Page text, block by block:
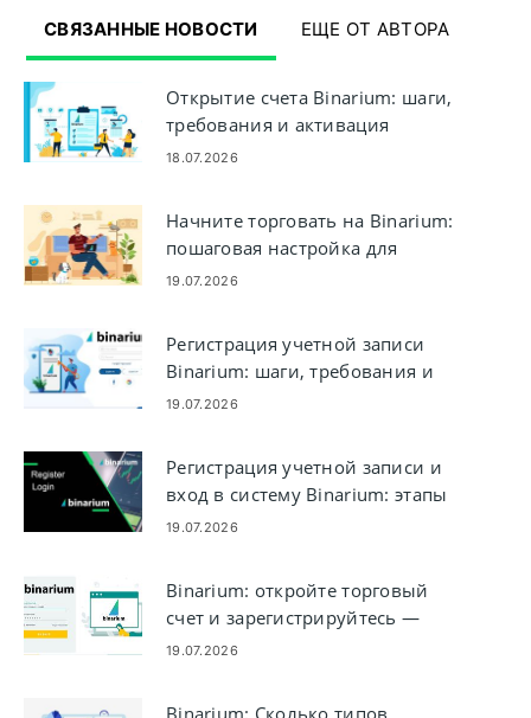
СВЯЗАННЫЕ НОВОСТИ ЕЩЕ ОТ АВТОРА
Открытие счета Binarium: шаги,
требования и активация
18.07.2026
Начните торговать на Binarium:
пошаговая настройка для
начинающих
19.07.2026
Регистрация учетной записи
Binarium: шаги, требования и
регистрация
19.07.2026
Регистрация учетной записи и
вход в систему Binarium: этапы
доступа к учетной записи
19.07.2026
Binarium: откройте торговый
счет и зарегистрируйтесь —
шаги и требования
19.07.2026